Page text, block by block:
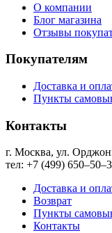
О компании
Блог магазина
Отзывы
Покупателям
Доставка и
Пункты
Контакты
г. Москва, ул.
тел: +7 (499)
Доставка и
Возврат
Пункты
Контакты